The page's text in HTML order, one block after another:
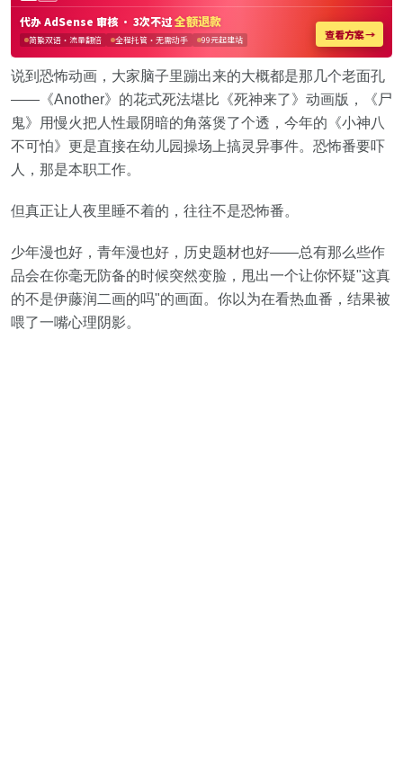
说到恐怖动画，大家脑子里蹦出来的大概都是那几个老面孔
——《Another》的花式死法堪比《死神来了》动画版，《尸
鬼》用慢火把人性最阴暗的角落煲了个透，今年的《小神八
不可怕》更是直接在幼儿园操场上搞灵异事件。恐怖番要吓
人，那是本职工作。
但真正让人夜里睡不着的，往往不是恐怖番。
少年漫也好，青年漫也好，历史题材也好——总有那么些作
品会在你毫无防备的时候突然变脸，甩出一个让你怀疑"这真
的不是伊藤润二画的吗"的画面。你以为在看热血番，结果被
喂了一嘴心理阴影。